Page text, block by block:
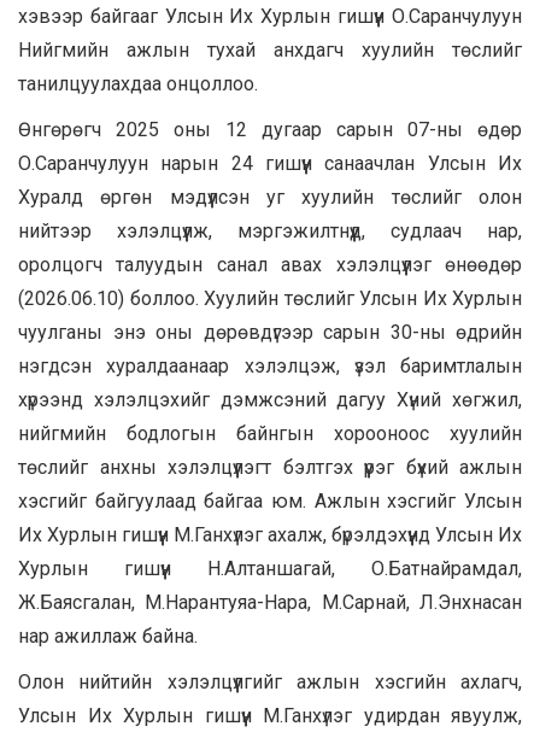
хэвээр байгааг Улсын Их Хурлын гишүүн О.Саранчулуун
Нийгмийн ажлын тухай анхдагч хуулийн төслийг
танилцуулахдаа онцоллоо.
Өнгөрөгч 2025 оны 12 дугаар сарын 07-ны өдөр
О.Саранчулуун нарын 24 гишүүн санаачлан Улсын Их
Хуралд өргөн мэдүүлсэн уг хуулийн төслийг олон
нийтээр хэлэлцүүлж, мэргэжилтнүүд, судлаач нар,
оролцогч талуудын санал авах хэлэлцүүлэг өнөөдөр
(2026.06.10) боллоо. Хуулийн төслийг Улсын Их Хурлын
чуулганы энэ оны дөрөвдүгээр сарын 30-ны өдрийн
нэгдсэн хуралдаанаар хэлэлцэж, үзэл баримтлалын
хүрээнд хэлэлцэхийг дэмжсэний дагуу Хүний хөгжил,
нийгмийн бодлогын байнгын хорооноос хуулийн
төслийг анхны хэлэлцүүлэгт бэлтгэх үүрэг бүхий ажлын
хэсгийг байгуулаад байгаа юм. Ажлын хэсгийг Улсын
Их Хурлын гишүүн М.Ганхүлэг ахалж, бүрэлдэхүүнд Улсын Их
Хурлын гишүүн Н.Алтаншагай, О.Батнайрамдал,
Ж.Баясгалан, М.Нарантуяа-Нара, М.Сарнай, Л.Энхнасан
нар ажиллаж байна.
Олон нийтийн хэлэлцүүлгийг ажлын хэсгийн ахлагч,
Улсын Их Хурлын гишүүн М.Ганхүлэг удирдан явуулж,